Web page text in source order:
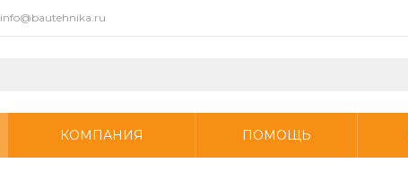
info@bautehnika.ru
КОМПАНИЯ ПОМОЩЬ